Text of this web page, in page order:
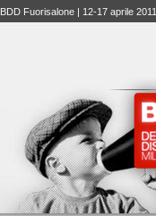
BDD Fuorisalone | 12-17 aprile 2011